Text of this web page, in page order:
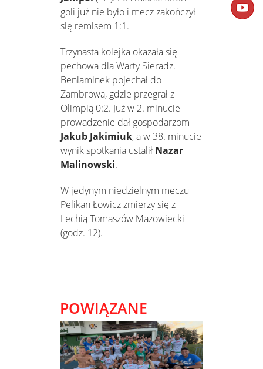
goli już nie było i mecz zakończył
się remisem 1:1.
Trzynasta kolejka okazała się
pechowa dla Warty Sieradz.
Beniaminek pojechał do
Zambrowa, gdzie przegrał z
Olimpią 0:2. Już w 2. minucie
prowadzenie dał gospodarzom
Jakub Jakimiuk, a w 38. minucie
wynik spotkania ustalił Nazar
Malinowski.
W jedynym niedzielnym meczu
Pelikan Łowicz zmierzy się z
Lechią Tomaszów Mazowiecki
(godz. 12).
POWIĄZANE